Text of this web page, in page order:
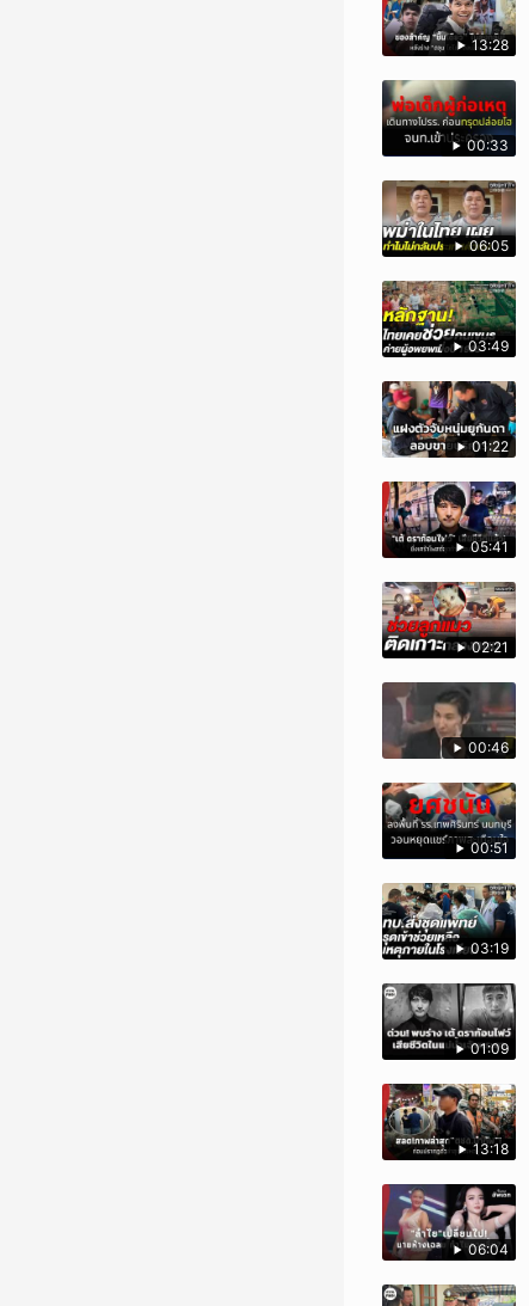
13:28
00:33
06:05
03:49
01:22
05:41
02:21
00:46
00:51
03:19
01:09
13:18
06:04